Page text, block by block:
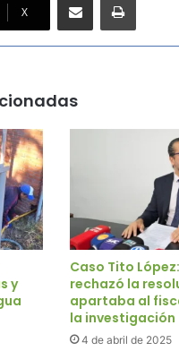
X
y
Caso Tito
rechazó la
apartaba al
la investigación
4 de abril de 2025